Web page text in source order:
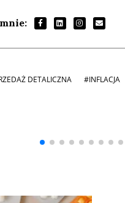
DETALICZNA #INFLACJA